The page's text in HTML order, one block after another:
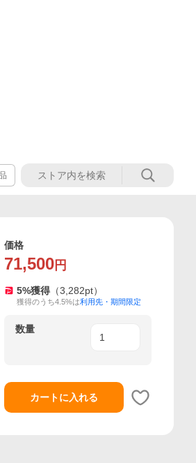
価格
71,500 円
5%獲得 （3,282pt）
獲得のうち4.5%は利用先・期間限定
数量
カートに入れる